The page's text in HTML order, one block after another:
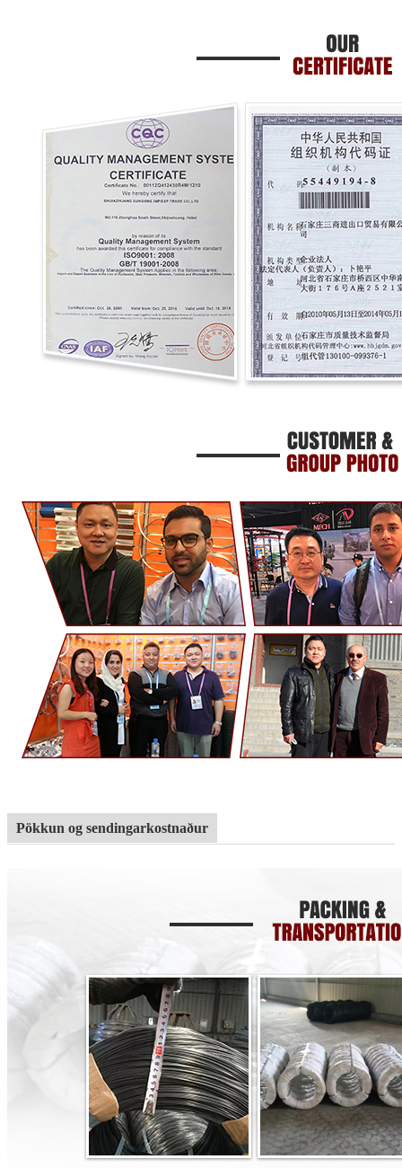
Pökkun og sendingarkostnaður